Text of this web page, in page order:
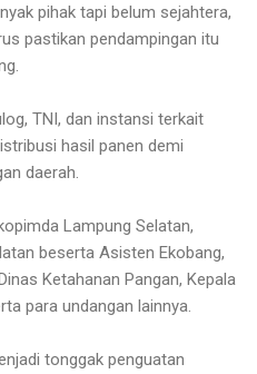
pihak tapi belum sejahtera,
pastikan pendampingan itu
TNI, dan instansi terkait
hasil panen demi
daerah.
Lampung Selatan,
beserta Asisten Ekobang,
Ketahanan Pangan, Kepala
para undangan lainnya.
tonggak penguatan